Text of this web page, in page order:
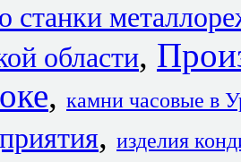
станки
области,
, камни часовые в
, изделия